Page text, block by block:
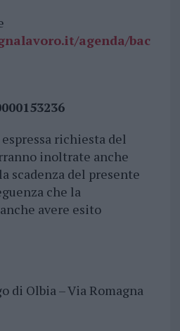
agenda/bac
richiesta del
inoltrate anche
scadenza del presente
che la
avere esito
di Olbia – Via Romagna